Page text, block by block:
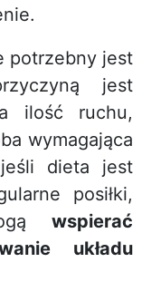
potrzebny jest
jest
ilość ruchu,
wymagająca
dieta jest
posiłki,
wspierać
układu